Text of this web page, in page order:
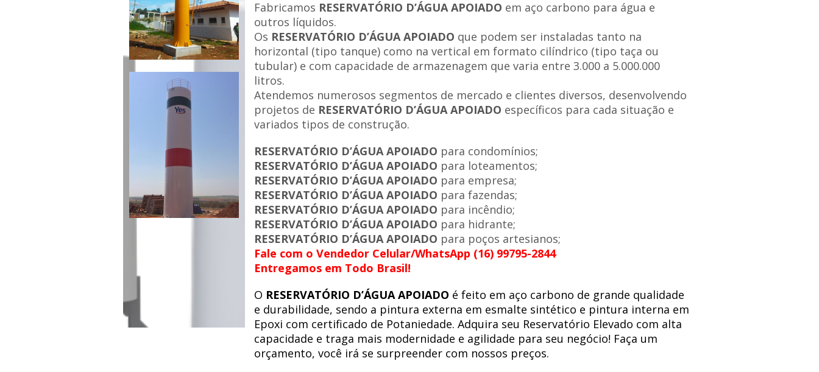
Fabricamos RESERVATÓRIO D’ÁGUA APOIADO em aço carbono para água e
outros líquidos.
Os RESERVATÓRIO D’ÁGUA APOIADO que podem ser instaladas tanto na
horizontal (tipo tanque) como na vertical em formato cilíndrico (tipo taça ou
tubular) e com capacidade de armazenagem que varia entre 3.000 a 5.000.000
litros.
Atendemos numerosos segmentos de mercado e clientes diversos, desenvolvendo
projetos de RESERVATÓRIO D’ÁGUA APOIADO específicos para cada situação e
variados tipos de construção.
RESERVATÓRIO D’ÁGUA APOIADO para condomínios;
RESERVATÓRIO D’ÁGUA APOIADO para loteamentos;
RESERVATÓRIO D’ÁGUA APOIADO para empresa;
RESERVATÓRIO D’ÁGUA APOIADO para fazendas;
RESERVATÓRIO D’ÁGUA APOIADO para incêndio;
RESERVATÓRIO D’ÁGUA APOIADO para hidrante;
RESERVATÓRIO D’ÁGUA APOIADO para poços artesianos;
Fale com o Vendedor Celular/WhatsApp (16) 99795-2844
Entregamos em Todo Brasil!
O RESERVATÓRIO D’ÁGUA APOIADO é feito em aço carbono de grande qualidade
e durabilidade, sendo a pintura externa em esmalte sintético e pintura interna em
Epoxi com certificado de Potaniedade. Adquira seu Reservatório Elevado com alta
capacidade e traga mais modernidade e agilidade para seu negócio! Faça um
orçamento, você irá se surpreender com nossos preços.